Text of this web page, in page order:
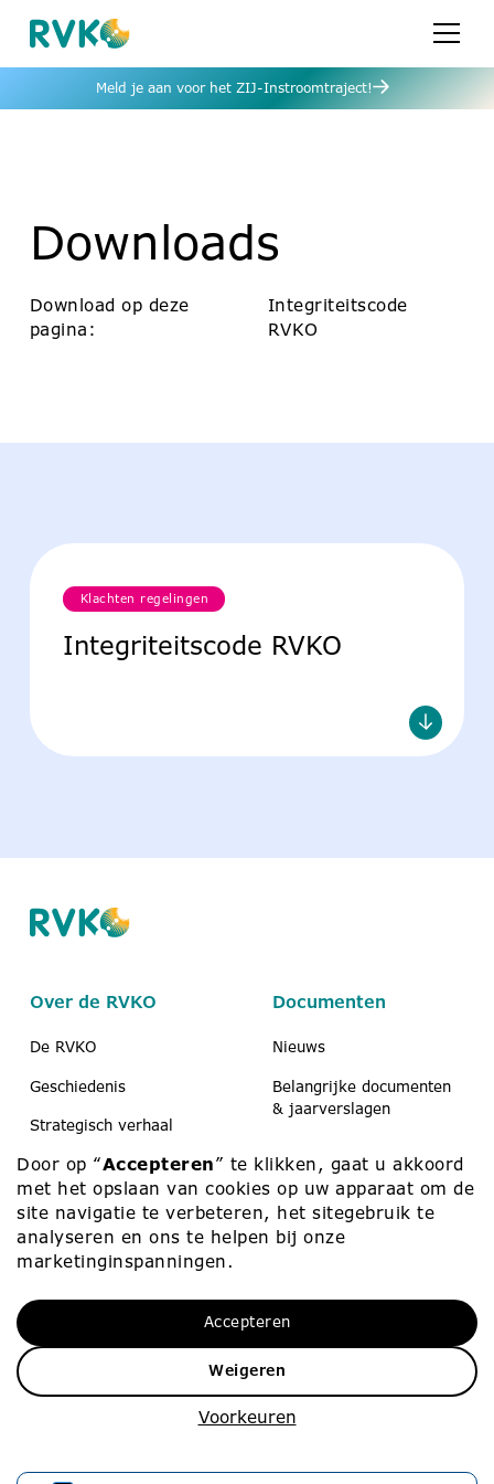
Meld je aan voor het ZIJ-Instroomtraject!
Downloads
Download op deze
pagina:
Integriteitscode
RVKO
Klachten regelingen
Integriteitscode RVKO
Over de RVKO
De RVKO
Geschiedenis
Strategisch verhaal
Scholen & peuteropvang
Contact
Documenten
Nieuws
Belangrijke documenten
& jaarverslagen
Medezeggenschap
010 – 453 75 00
info@rvko.nl
Adresgegevens
3033 HJ Rotterdam
Door op “Accepteren” te klikken, gaat u akkoord
met het opslaan van cookies op uw apparaat om de
site navigatie te verbeteren, het sitegebruik te
analyseren en ons te helpen bij onze
marketinginspanningen.
Voorkeuren
Weigeren
Accepteren